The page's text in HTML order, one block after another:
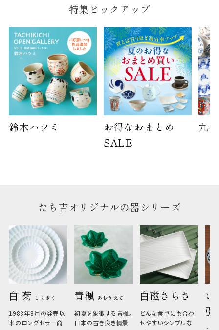
特集ピックアップ
鈴木ハツミ
お得なおまとめ
SALE
九
たち吉オリジナルの器シリーズ
白 菊 しらぎく
1983年8月の発売以
来のロングセラー商
青楓 あおかえで
初夏を象徴する青楓。
日本の古き良き情景
白磁さらさ
どんな食卓にも合わ
せやすいシンプルな
い